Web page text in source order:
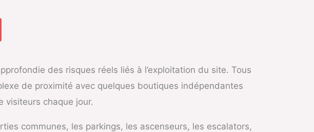
des risques réels liés à l’exploitation du site. Tous
de proximité avec quelques boutiques indépendantes
visiteurs chaque jour.
communes, les parkings, les ascenseurs, les escalators,